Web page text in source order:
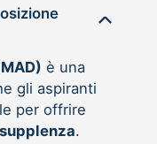
è una
gli aspiranti
per offrire
.